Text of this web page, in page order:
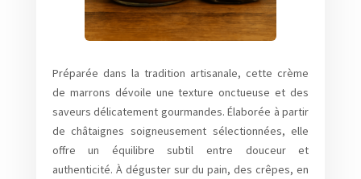
Préparée dans la tradition artisanale, cette crème
de marrons dévoile une texture onctueuse et des
saveurs délicatement gourmandes. Élaborée à partir
de châtaignes soigneusement sélectionnées, elle
offre un équilibre subtil entre douceur et
authenticité. À déguster sur du pain, des crêpes, en